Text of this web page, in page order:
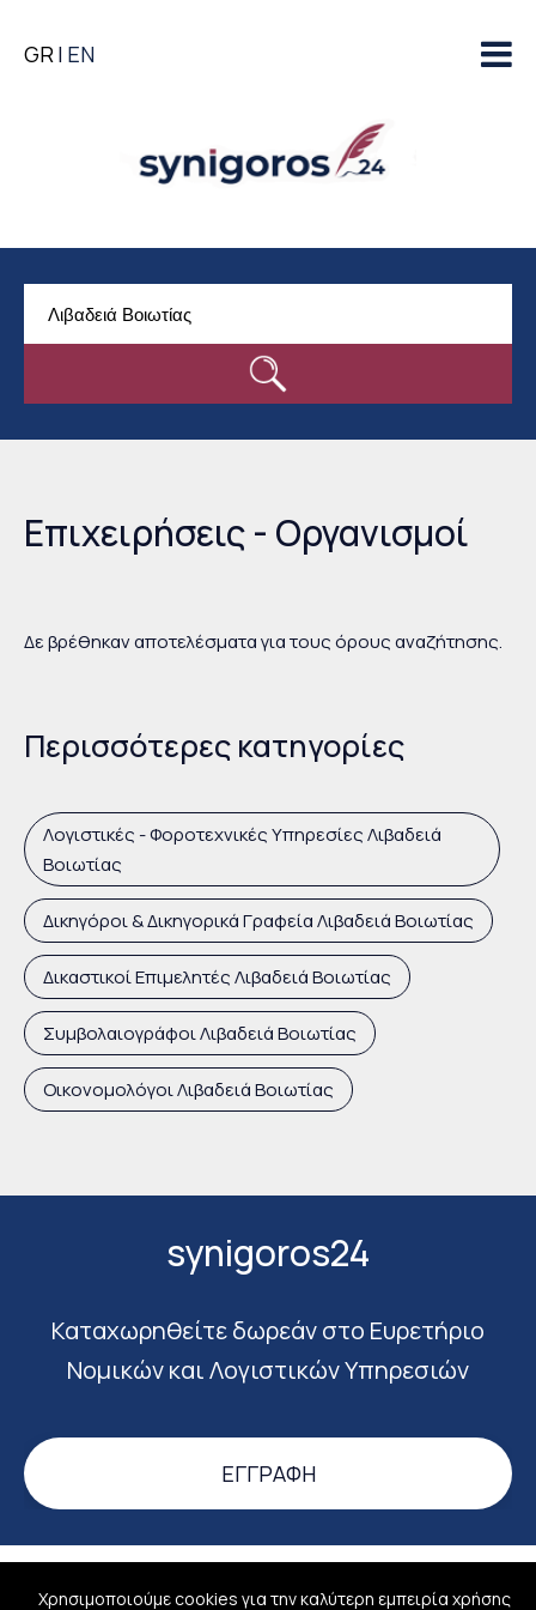
GR EN
Επιχειρήσεις - Οργανισμοί
Δε βρέθηκαν αποτελέσματα για τους όρους αναζήτησης.
Περισσότερες κατηγορίες
Λογιστικές - Φοροτεχνικές Υπηρεσίες Λιβαδειά
Βοιωτίας
Δικηγόροι & Δικηγορικά Γραφεία Λιβαδειά Βοιωτίας
Δικαστικοί Επιμελητές Λιβαδειά Βοιωτίας
Συμβολαιογράφοι Λιβαδειά Βοιωτίας
Οικονομολόγοι Λιβαδειά Βοιωτίας
synigoros24
Καταχωρηθείτε δωρεάν στο Ευρετήριο
Νομικών και Λογιστικών Υπηρεσιών
ΕΓΓΡΑΦΉ
Σύνδεση Σχετικά Όροι χρήσης Επικοινωνία
Χρησιμοποιούμε cookies για την καλύτερη εμπειρία χρήσης